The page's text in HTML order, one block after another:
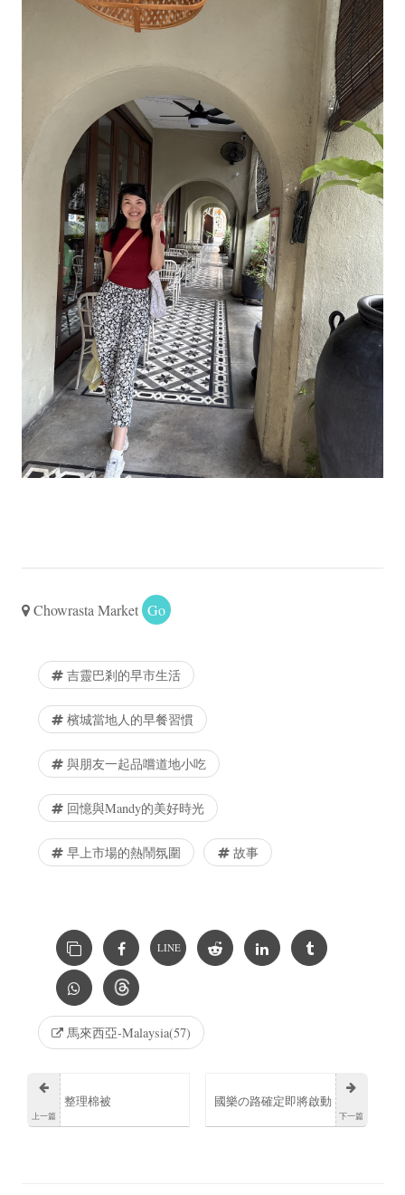
Chowrasta Market Go
吉靈巴剎的早市生活
檳城當地人的早餐習慣
與朋友一起品嚐道地小吃
回憶與Mandy的美好時光
早上市場的熱鬧氛圍 故事
LINE
馬來西亞-Malaysia(57)
上一篇
整理棉被
下一篇
國樂の路確定即將啟動